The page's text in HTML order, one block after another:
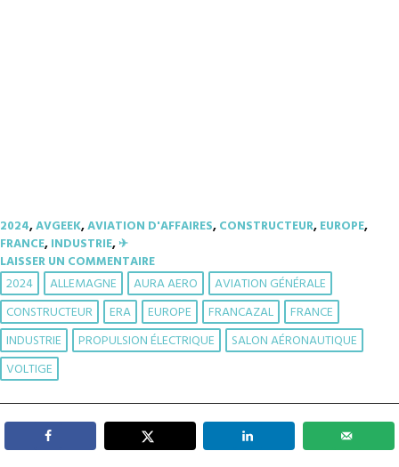
2024,AVGEEK,AVIATION D'AFFAIRES,CONSTRUCTEUR,EUROPE,
FRANCE,INDUSTRIE,✈︎
LAISSER UN COMMENTAIRE
2024 ALLEMAGNE AURA AERO
AVIATION GÉNÉRALE
CONSTRUCTEUR
ERA EUROPE FRANCAZAL
FRANCE
INDUSTRIE
PROPULSION ÉLECTRIQUE
SALON AÉRONAUTIQUE
VOLTIGE